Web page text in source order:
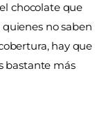
chocolate que
quienes no saben
hay que
bastante más